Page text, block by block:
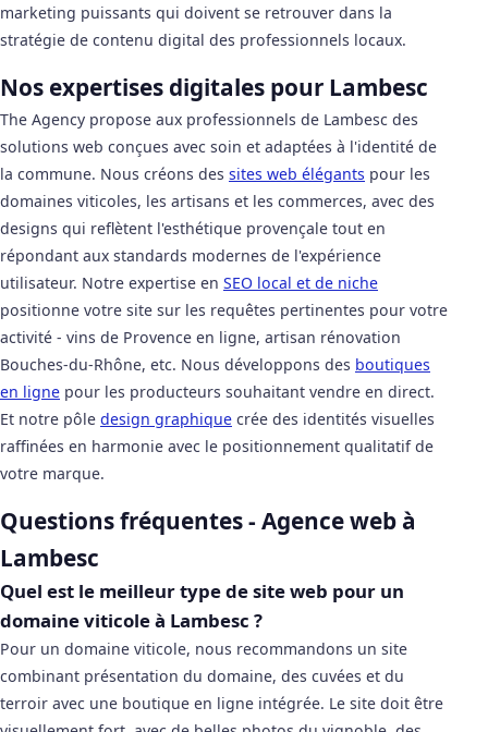
marketing puissants qui doivent se retrouver dans la
stratégie de contenu digital des professionnels locaux.
Nos expertises digitales pour Lambesc
The Agency propose aux professionnels de Lambesc des
solutions web conçues avec soin et adaptées à l'identité de
la commune. Nous créons des sites web élégants pour les
domaines viticoles, les artisans et les commerces, avec des
designs qui reflètent l'esthétique provençale tout en
répondant aux standards modernes de l'expérience
utilisateur. Notre expertise en SEO local et de niche
positionne votre site sur les requêtes pertinentes pour votre
activité - vins de Provence en ligne, artisan rénovation
Bouches-du-Rhône, etc. Nous développons des boutiques
en ligne pour les producteurs souhaitant vendre en direct.
Et notre pôle design graphique crée des identités visuelles
raffinées en harmonie avec le positionnement qualitatif de
votre marque.
Questions fréquentes - Agence web à
Lambesc
Quel est le meilleur type de site web pour un
domaine viticole à Lambesc ?
Pour un domaine viticole, nous recommandons un site
combinant présentation du domaine, des cuvées et du
terroir avec une boutique en ligne intégrée. Le site doit être